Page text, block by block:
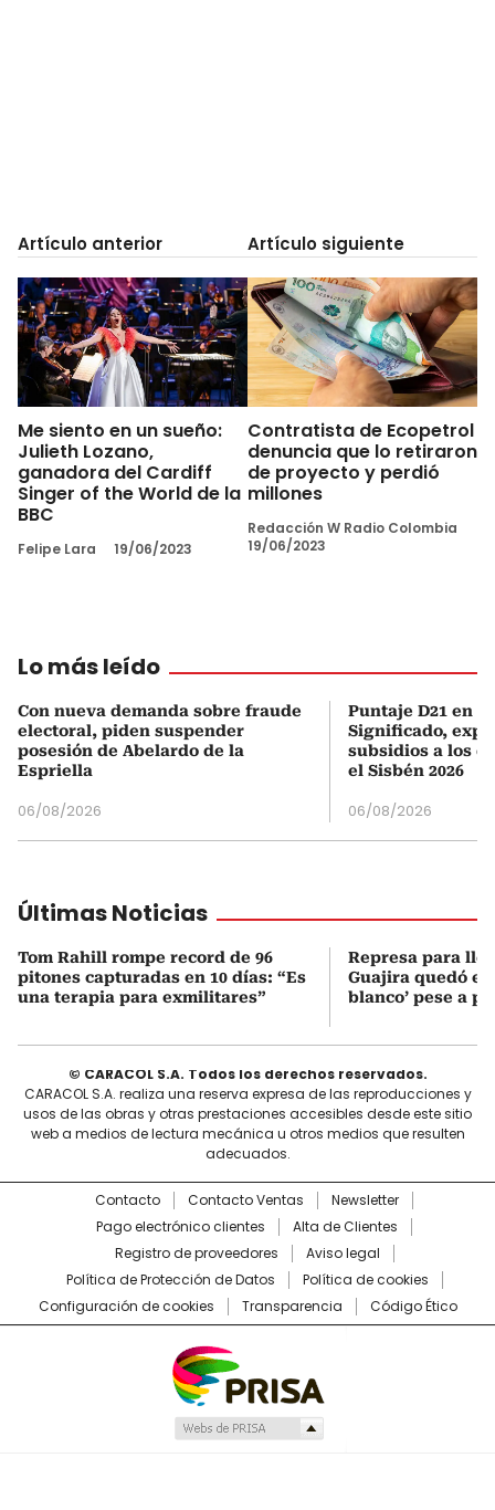
Artículo anterior
Me siento en un sueño:
Julieth Lozano,
ganadora del Cardiff
Singer of the World de la
BBC
Felipe Lara 19/06/2023
Artículo siguiente
Contratista de Ecopetrol
denuncia que lo retiraron
de proyecto y perdió
millones
Redacción W Radio Colombia
19/06/2023
Lo más leído
Con nueva demanda sobre fraude
electoral, piden suspender
posesión de Abelardo de la
Espriella
06/08/2026
Puntaje D21 en
Significado,
subsidios a los
el Sisbén 2026
06/08/2026
Últimas Noticias
Tom Rahill rompe record de 96
pitones capturadas en 10 días: “Es
una terapia para exmilitares”
Represa para
Guajira quedó en
blanco’ pese a
© CARACOL S.A. Todos los derechos reservados.
CARACOL S.A. realiza una reserva expresa de las reproducciones y
usos de las obras y otras prestaciones accesibles desde este sitio
web a medios de lectura mecánica u otros medios que resulten
adecuados.
Contacto Contacto Ventas
Newsletter
Pago electrónico clientes
Alta de Clientes
Registro de proveedores
Aviso legal
Política de Protección de Datos
Política de cookies
Configuración de cookies
Transparencia Código Ético